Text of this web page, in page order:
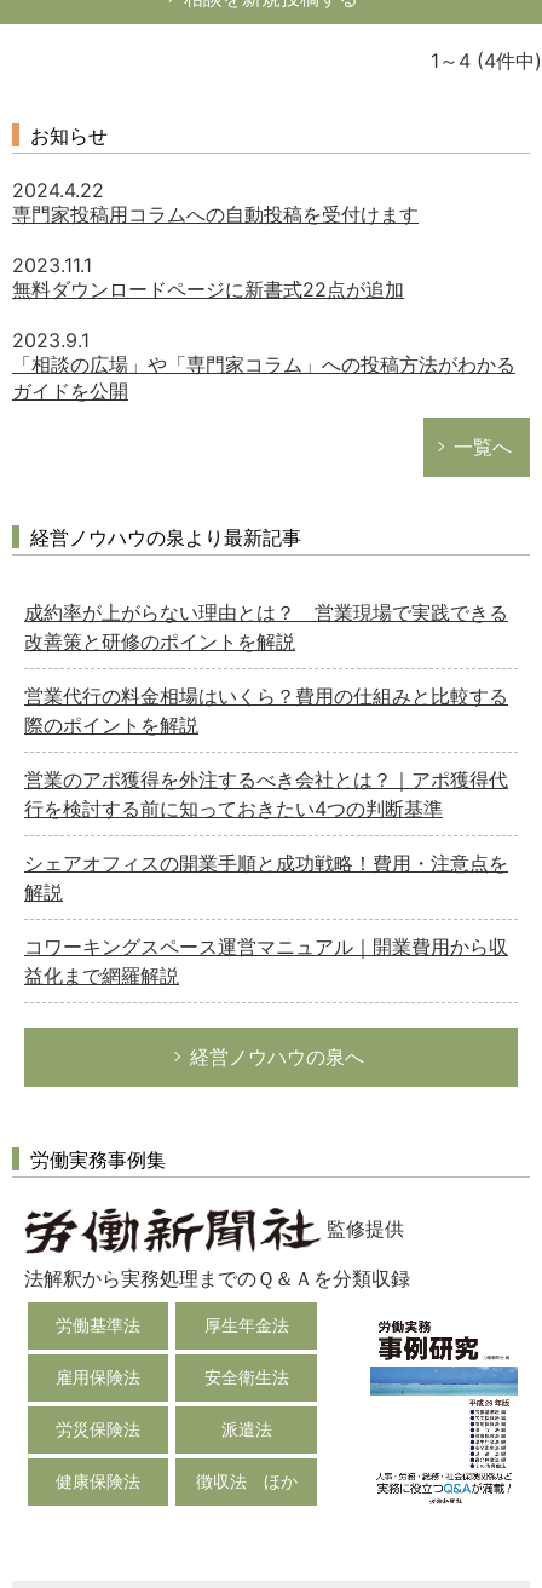
1～4 (4件中)
お知らせ
2024.4.22
専門家投稿用コラムへの自動投稿を受付けます
2023.11.1
無料ダウンロードページに新書式22点が追加
2023.9.1
「相談の広場」や「専門家コラム」への投稿方法がわかる
ガイドを公開
一覧へ
経営ノウハウの泉より最新記事
成約率が上がらない理由とは？ 営業現場で実践できる
改善策と研修のポイントを解説
営業代行の料金相場はいくら？費用の仕組みと比較する
際のポイントを解説
営業のアポ獲得を外注するべき会社とは？｜アポ獲得代
行を検討する前に知っておきたい4つの判断基準
シェアオフィスの開業手順と成功戦略！費用・注意点を
解説
コワーキングスペース運営マニュアル｜開業費用から収
益化まで網羅解説
経営ノウハウの泉へ
労働実務事例集
監修提供
法解釈から実務処理までのＱ＆Ａを分類収録
労働基準法 厚生年金法
雇用保険法 安全衛生法
労災保険法 派遣法
健康保険法 徴収法 ほか